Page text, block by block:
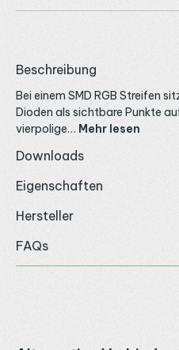
Beschreibung
Bei einem SMD RGB Streifen
Dioden als sichtbare Punkte
vierpolige… Mehr lesen
Downloads
Eigenschaften
Hersteller
FAQs